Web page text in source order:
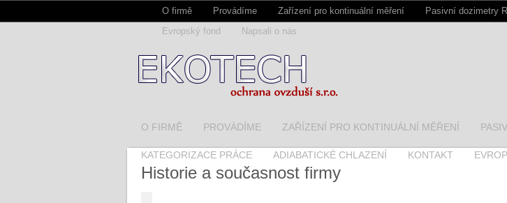
O firmě Provádíme Zařízení pro kontinuální měření Pasivní dozimetry
Evropský fond
Napsali o nás
O FIRMĚ PROVÁDÍME ZAŘÍZENÍ PRO KONTINUÁLNÍ MĚŘENÍ
KATEGORIZACE PRÁCE ADIABATICKÉ CHLAZENÍ KONTAKT
Historie a současnost firmy